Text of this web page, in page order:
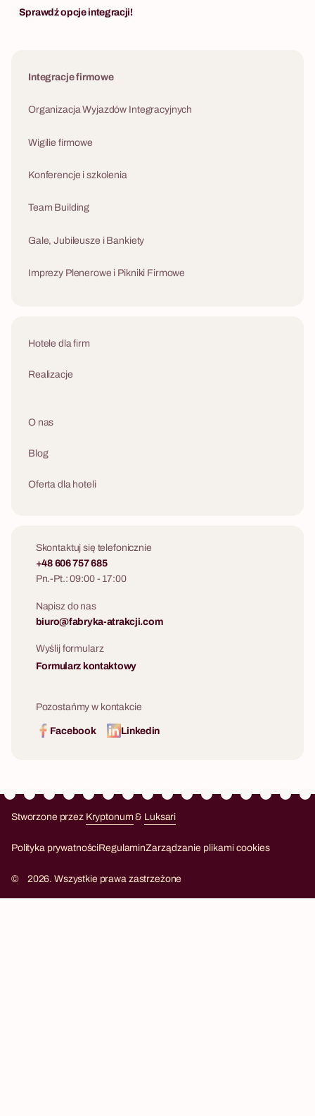
psychologię i wspólną zabawę.
Sprawdź opcje integracji!
Integracje firmowe
Organizacja Wyjazdów Integracyjnych
Wigilie firmowe
Konferencje i szkolenia
Team Building
Gale, Jubileusze i Bankiety
Imprezy Plenerowe i Pikniki Firmowe
Hotele dla firm
Realizacje
O nas
Blog
Oferta dla hoteli
Skontaktuj się telefonicznie
+48 606 757 685
Pn.-Pt.: 09:00 - 17:00
Napisz do nas
biuro@fabryka-atrakcji.com
Wyślij formularz
Formularz kontaktowy
Pozostańmy w kontakcie
Facebook Linkedin
Stworzone przez Kryptonum& Luksari
Polityka prywatnościRegulaminZarządzanie plikami cookies
© 2026. Wszystkie prawa zastrzeżone